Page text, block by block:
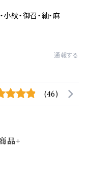
小紋・御召・紬・麻
通報する
(46)
品+